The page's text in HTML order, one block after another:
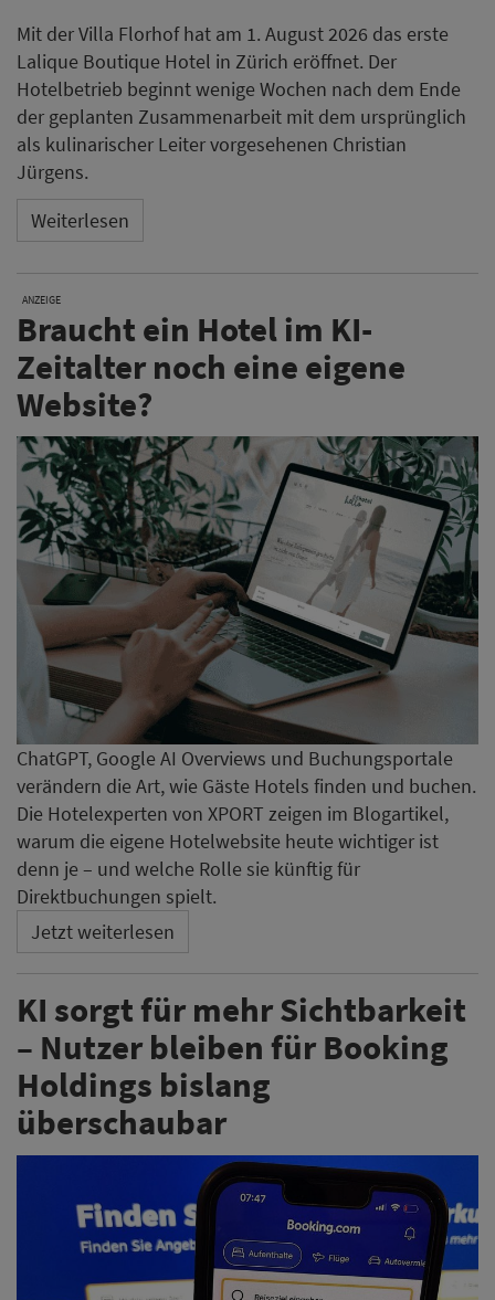
Mit der Villa Florhof hat am 1. August 2026 das erste
Lalique Boutique Hotel in Zürich eröffnet. Der
Hotelbetrieb beginnt wenige Wochen nach dem Ende
der geplanten Zusammenarbeit mit dem ursprünglich
als kulinarischer Leiter vorgesehenen Christian
Jürgens.
Weiterlesen
ANZEIGE
Braucht ein Hotel im KI-
Zeitalter noch eine eigene
Website?
ChatGPT, Google AI Overviews und Buchungsportale
verändern die Art, wie Gäste Hotels finden und buchen.
Die Hotelexperten von XPORT zeigen im Blogartikel,
warum die eigene Hotelwebsite heute wichtiger ist
denn je – und welche Rolle sie künftig für
Direktbuchungen spielt.
Jetzt weiterlesen
KI sorgt für mehr Sichtbarkeit
– Nutzer bleiben für Booking
Holdings bislang
überschaubar